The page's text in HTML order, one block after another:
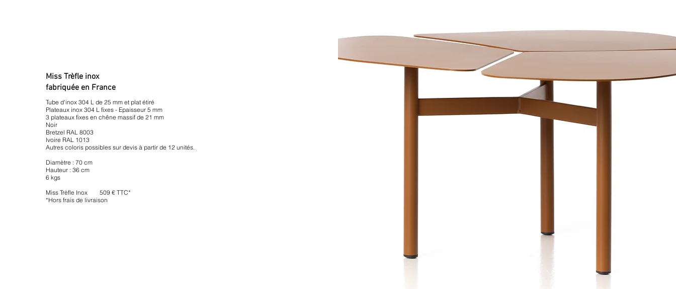
Miss Trèfle inox
fabriquée en France
Tube d'inox 304 L de 25 mm et plat étiré
Plateaux inox 304 L fixes - Epaisseur 5 mm
3 plateaux fixes en chêne massif de 21 mm
Noir
Bretzel RAL 8003
Ivoire RAL 1013
Autres coloris possibles sur devis à partir de 12 unités.
Diamètre : 70 cm
Hauteur : 36 cm
6 kgs
Miss Trèfle Inox 509 € TTC*
*Hors frais de livraison